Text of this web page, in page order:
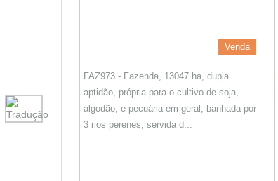
Venda
FAZ973 - Fazenda, 13047 ha, dupla
aptidão, própria para o cultivo de soja,
algodão, e pecuária em geral, banhada por
3 rios perenes, servida d...